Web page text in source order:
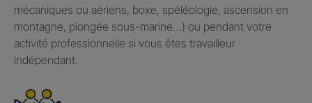
mécaniques ou aériens, boxe, spéléologie, ascension en
montagne, plongée sous-marine…) ou pendant votre
activité professionnelle si vous êtes travailleur
indépendant.